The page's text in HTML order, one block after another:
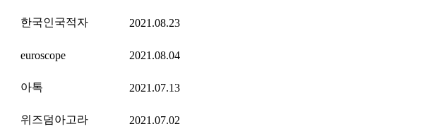
한국인국적자 2021.08.23
euroscope 2021.08.04
아톡 2021.07.13
위즈덤아고라 2021.07.02